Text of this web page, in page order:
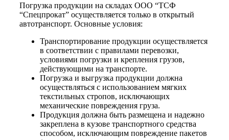
Погрузка продукции на складах ООО “ТСФ
“Спецпрокат” осуществляется только в открытый
автотранспорт. Основные условия:
Транспортирование продукции осуществляется
в соответствии с правилами перевозки,
условиями погрузки и крепления грузов,
действующими на транспорте.
Погрузка и выгрузка продукции должна
осуществляться с использованием мягких
текстильных стропов, исключающих
механические повреждения груза.
Продукция должна быть размещена и надежно
закреплена в кузове транспортного средства
способом, исключающим повреждение пакетов